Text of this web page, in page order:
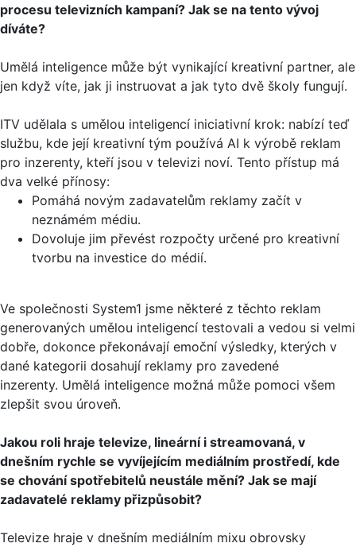
procesu televizních kampaní? Jak se na tento vývoj
díváte?
Umělá inteligence může být vynikající kreativní partner, ale
jen když víte, jak ji instruovat a jak tyto dvě školy fungují.
ITV udělala s umělou inteligencí iniciativní krok: nabízí teď
službu, kde její kreativní tým používá AI k výrobě reklam
pro inzerenty, kteří jsou v televizi noví. Tento přístup má
dva velké přínosy:
Pomáhá novým zadavatelům reklamy začít v
neznámém médiu.
Dovoluje jim převést rozpočty určené pro kreativní
tvorbu na investice do médií.
Ve společnosti System1 jsme některé z těchto reklam
generovaných umělou inteligencí testovali a vedou si velmi
dobře, dokonce překonávají emoční výsledky, kterých v
dané kategorii dosahují reklamy pro zavedené
inzerenty. Umělá inteligence možná může pomoci všem
zlepšit svou úroveň.
Jakou roli hraje televize, lineární i streamovaná, v
dnešním rychle se vyvíjejícím mediálním prostředí, kde
se chování spotřebitelů neustále mění? Jak se mají
zadavatelé reklamy přizpůsobit?
Televize hraje v dnešním mediálním mixu obrovsky